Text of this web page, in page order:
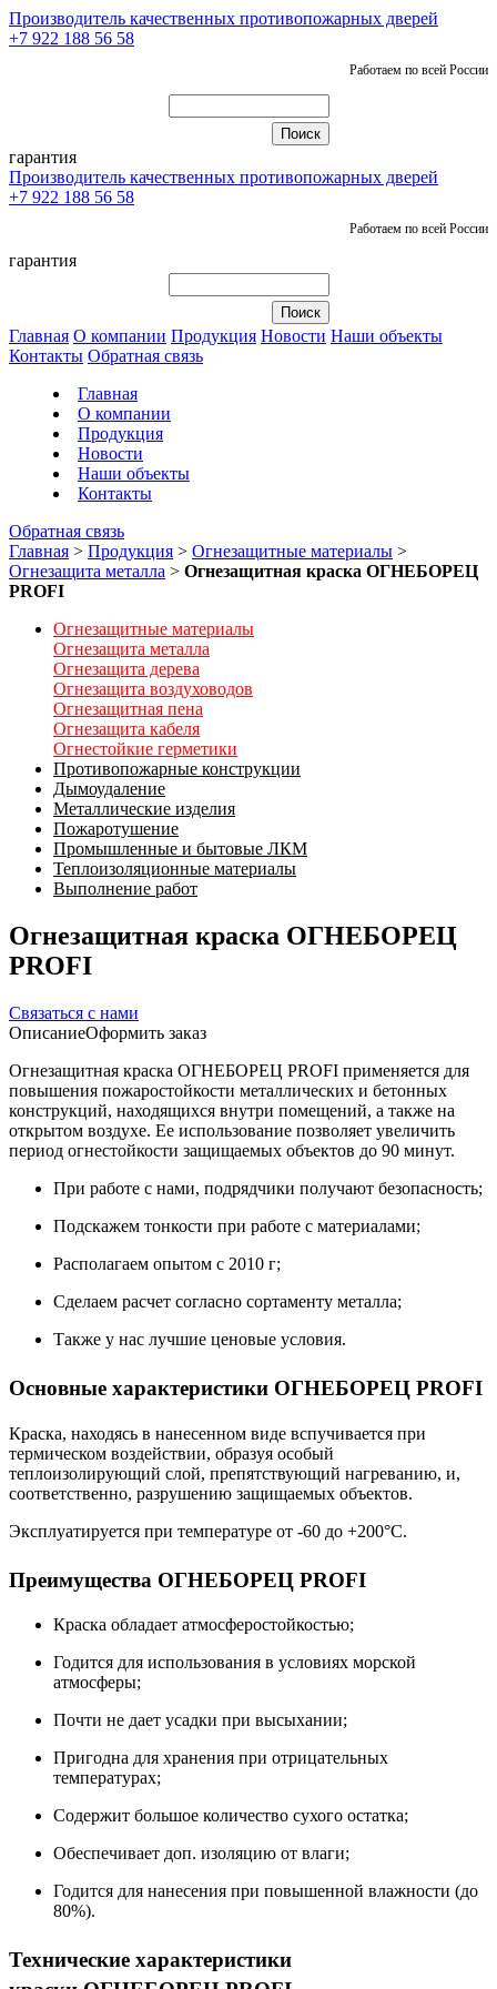
Производитель качественных противопожарных дверей
+7 922 188 56 58
Работаем по всей России
гарантия
Производитель качественных противопожарных дверей
+7 922 188 56 58
Работаем по всей России
гарантия
Главная О компании Продукция Новости Наши объекты
Контакты Обратная связь
Главная
О компании
Продукция
Новости
Наши объекты
Контакты
Обратная связь
Главная > Продукция > Огнезащитные материалы >
Огнезащита металла > Огнезащитная краска ОГНЕБОРЕЦ
PROFI
Огнезащитные материалы
Огнезащита металла
Огнезащита дерева
Огнезащита воздуховодов
Огнезащитная пена
Огнезащита кабеля
Огнестойкие герметики
Противопожарные конструкции
Дымоудаление
Металлические изделия
Пожаротушение
Промышленные и бытовые ЛКМ
Теплоизоляционные материалы
Выполнение работ
Огнезащитная краска ОГНЕБОРЕЦ
PROFI
Связаться с нами
ОписаниеОформить заказ
Огнезащитная краска ОГНЕБОРЕЦ PROFI применяется для
повышения пожаростойкости металлических и бетонных
конструкций, находящихся внутри помещений, а также на
открытом воздухе. Ее использование позволяет увеличить
период огнестойкости защищаемых объектов до 90 минут.
При работе с нами, подрядчики получают безопасность;
Подскажем тонкости при работе с материалами;
Располагаем опытом с 2010 г;
Сделаем расчет согласно сортаменту металла;
Также у нас лучшие ценовые условия.
Основные характеристики ОГНЕБОРЕЦ PROFI
Краска, находясь в нанесенном виде вспучивается при
термическом воздействии, образуя особый
теплоизолирующий слой, препятствующий нагреванию, и,
соответственно, разрушению защищаемых объектов.
Эксплуатируется при температуре от -60 до +200°С.
Преимущества ОГНЕБОРЕЦ PROFI
Краска обладает атмосферостойкостью;
Годится для использования в условиях морской
атмосферы;
Почти не дает усадки при высыхании;
Пригодна для хранения при отрицательных
температурах;
Содержит большое количество сухого остатка;
Обеспечивает доп. изоляцию от влаги;
Годится для нанесения при повышенной влажности (до
80%).
Технические характеристики